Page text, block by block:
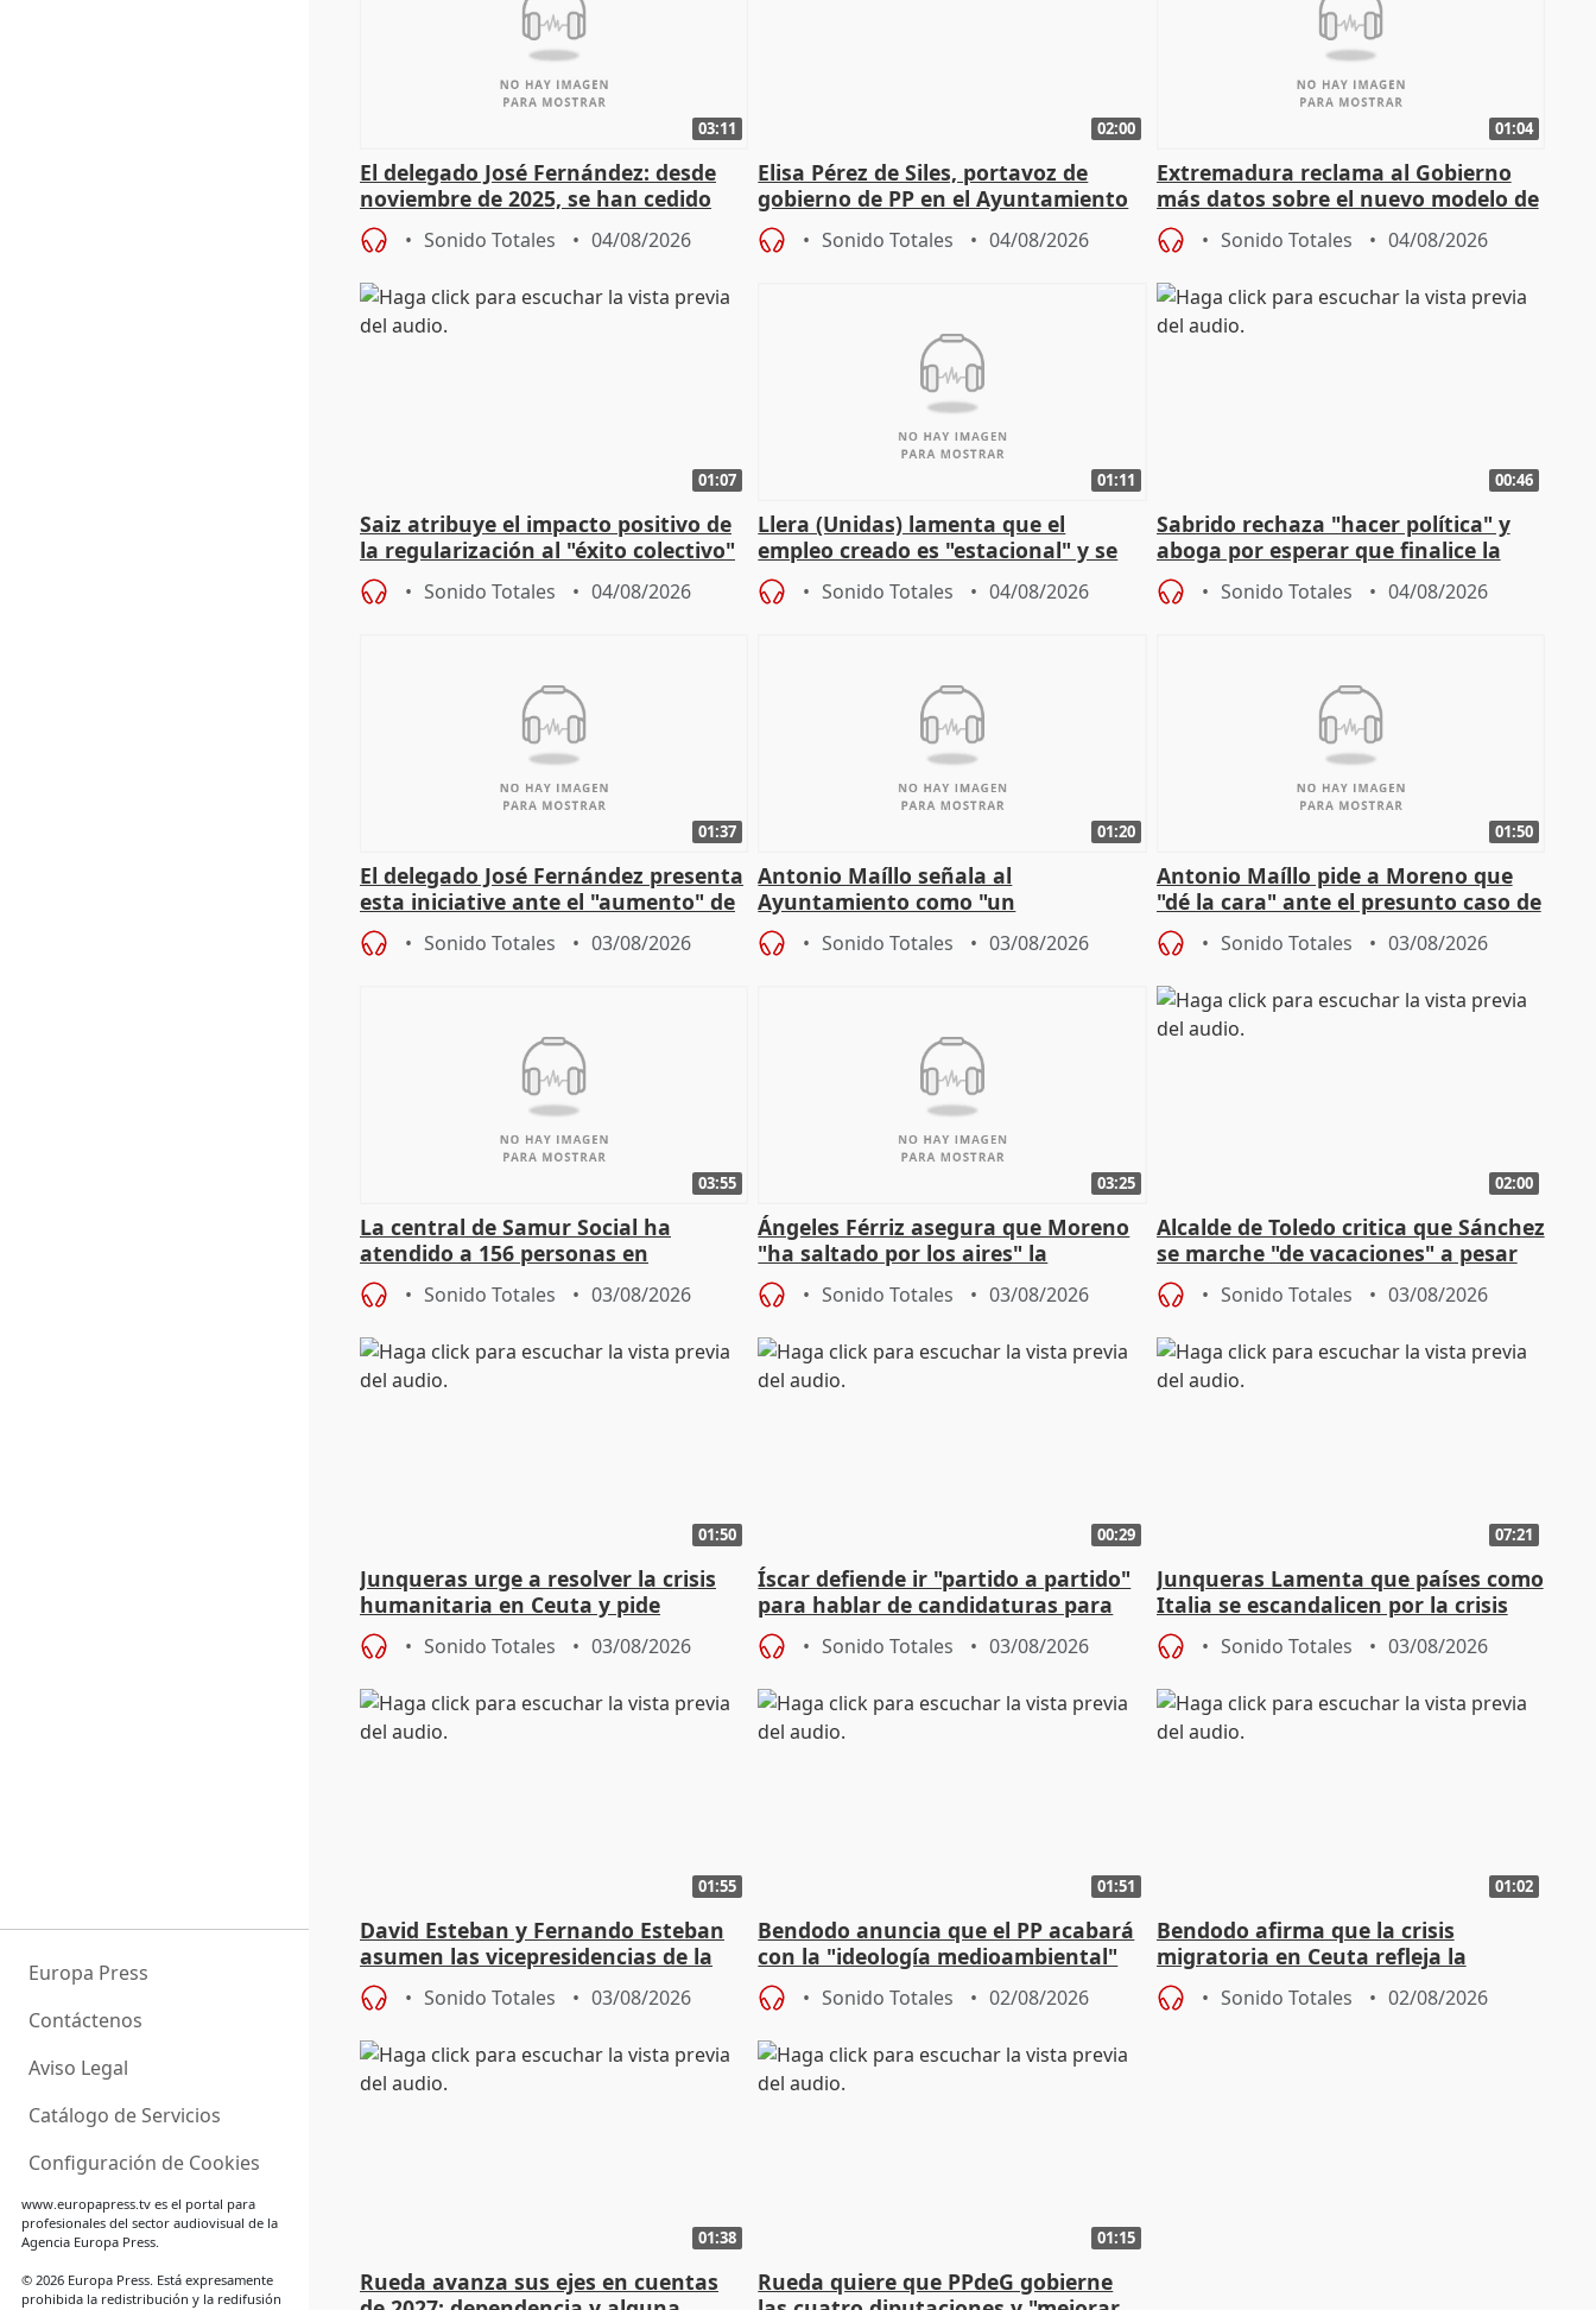
Europa Press
Contáctenos
Aviso Legal
Catálogo de Servicios
Configuración de Cookies
www.europapress.tves el portal para
profesionales del sector audiovisual de la
Agencia Europa Press.
© 2026 Europa Press. Está expresamente
prohibida la redistribución y la redifusión
03:11
El delegado José Fernández: desde
noviembre de 2025, se han cedido
9.810 ayudas por nacimiento
Sonido Totales 04/08/2026
02:00
Elisa Pérez de Siles, portavoz de
gobierno de PP en el Ayuntamiento
de Málaga, deja la política
Sonido Totales 04/08/2026
01:04
Extremadura reclama al Gobierno
más datos sobre el nuevo modelo de
financiación
Sonido Totales 04/08/2026
01:07
Saiz atribuye el impacto positivo de
la regularización al "éxito colectivo"
del Gobierno
Sonido Totales 04/08/2026
01:11
Llera (Unidas) lamenta que el
empleo creado es "estacional" y se
"esfumará" al acabar el verano
Sonido Totales 04/08/2026
00:46
Sabrido rechaza "hacer política" y
aboga por esperar que finalice la
investigación del incendio
Sonido Totales 04/08/2026
01:37
El delegado José Fernández presenta
esta iniciative ante el "aumento" de
personas sin hogar en Madri
Sonido Totales 03/08/2026
01:20
Antonio Maíllo señala al
Ayuntamiento como "un
especulador más" sobre viviendas de
Jiménez Becerril
Sonido Totales 03/08/2026
01:50
Antonio Maíllo pide a Moreno que
"dé la cara" ante el presunto caso de
acoso del CEO de ADM
Sonido Totales 03/08/2026
03:55
La central de Samur Social ha
atendido a 156 personas en
situación de calle durante Campaña
de CalorSonido Totales 03/08/2026
03:25
Ángeles Férriz asegura que Moreno
"ha saltado por los aires" la
negociación tras acuerdo con SMA
Sonido Totales 03/08/2026
02:00
Alcalde de Toledo critica que Sánchez
se marche "de vacaciones" a pesar
de la crisis migratoria
Sonido Totales 03/08/2026
01:50
Junqueras urge a resolver la crisis
humanitaria en Ceuta y pide
responsabilidad a la UE
Sonido Totales 03/08/2026
00:29
Íscar defiende ir "partido a partido"
para hablar de candidaturas para
2027
Sonido Totales 03/08/2026
07:21
Junqueras Lamenta que países como
Italia se escandalicen por la crisis
migratoria
Sonido Totales 03/08/2026
01:55
David Esteban y Fernando Esteban
asumen las vicepresidencias de la
Diputación de Valladolid
Sonido Totales 03/08/2026
01:51
Bendodo anuncia que el PP acabará
con la "ideología medioambiental"
para regenerar las playas
Sonido Totales 02/08/2026
01:02
Bendodo afirma que la crisis
migratoria en Ceuta refleja la
"extrema debilidad" del Gobierno
Sonido Totales 02/08/2026
01:38
Rueda avanza sus ejes en cuentas
01:15
Rueda quiere que PPdeG gobierne